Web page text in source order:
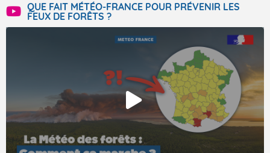
QUE FAIT MÉTÉO-FRANCE POUR PRÉVENIR LES
FEUX DE FORÊTS ?